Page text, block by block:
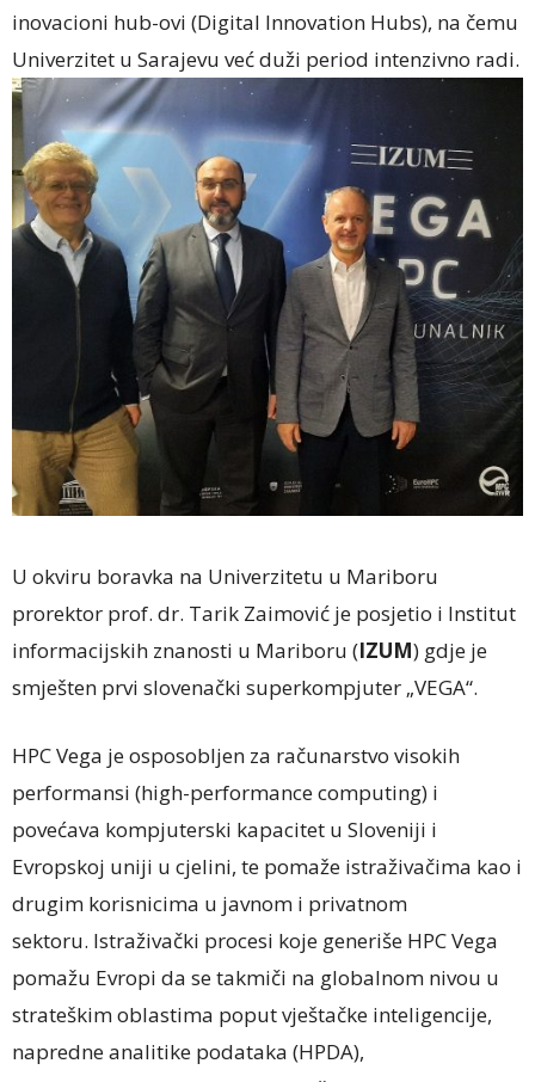
inovacioni hub-ovi (Digital Innovation Hubs), na čemu
Univerzitet u Sarajevu već duži period intenzivno radi.
U okviru boravka na Univerzitetu u Mariboru
prorektor prof. dr. Tarik Zaimović je posjetio i Institut
informacijskih znanosti u Mariboru (IZUM) gdje je
smješten prvi slovenački superkompjuter „VEGA“.
HPC Vega je osposobljen za računarstvo visokih
performansi (high-performance computing) i
povećava kompjuterski kapacitet u Sloveniji i
Evropskoj uniji u cjelini, te pomaže istraživačima kao i
drugim korisnicima u javnom i privatnom
sektoru. Istraživački procesi koje generiše HPC Vega
pomažu Evropi da se takmiči na globalnom nivou u
strateškim oblastima poput vještačke inteligencije,
napredne analitike podataka (HPDA),